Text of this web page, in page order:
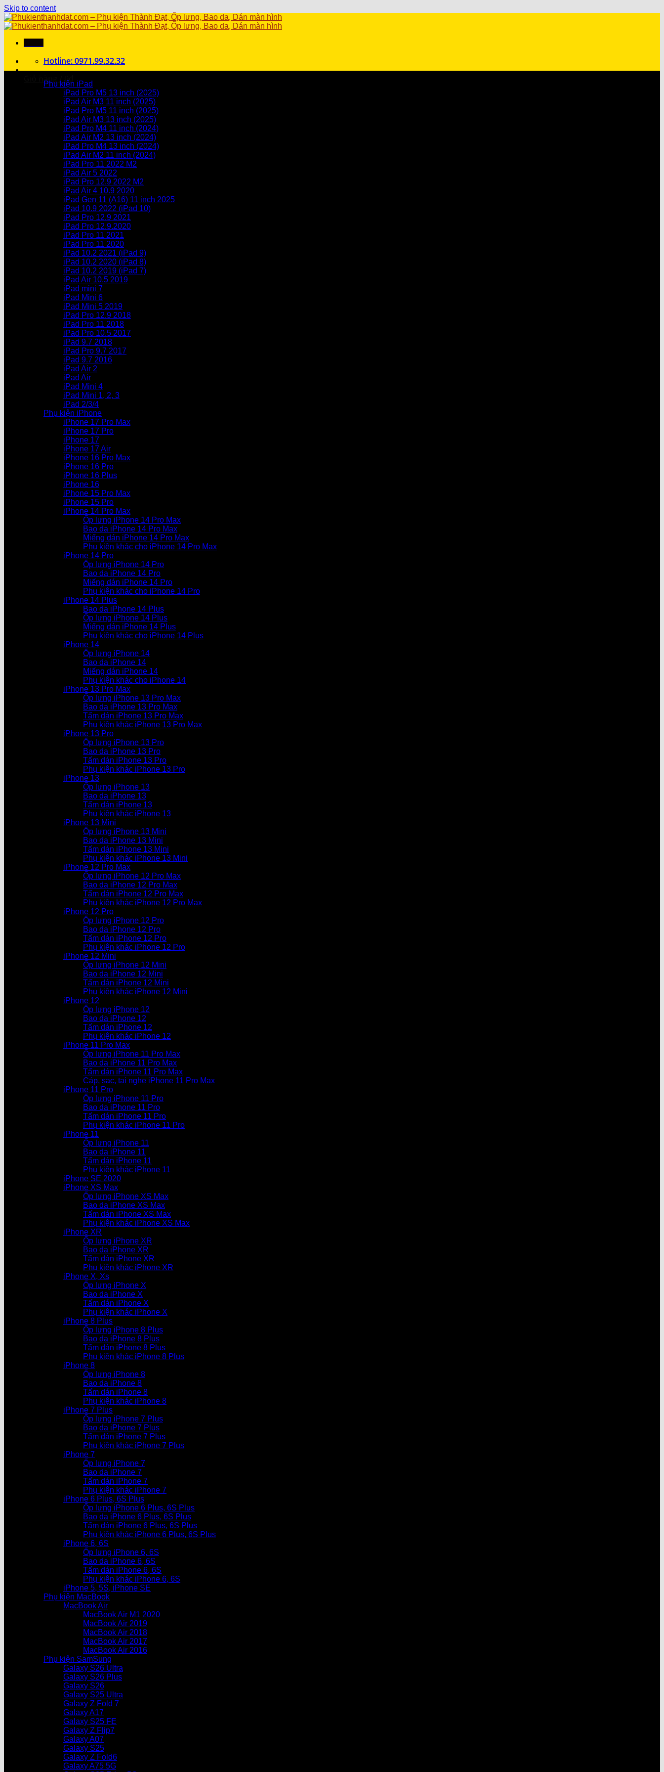
Skip to content
Hotline: 0971.99.32.32
Giỏ hàng / 0₫
Chưa có sản phẩm trong giỏ hàng.
Chưa có sản phẩm trong giỏ hàng.
Phụ kiện iPad
iPad Pro M5 13 inch (2025)
iPad Air M3 11 inch (2025)
iPad Pro M5 11 inch (2025)
iPad Air M3 13 inch (2025)
iPad Pro M4 11 inch (2024)
iPad Air M2 13 inch (2024)
iPad Pro M4 13 inch (2024)
iPad Air M2 11 inch (2024)
iPad Pro 11 2022 M2
iPad Air 5 2022
iPad Pro 12.9 2022 M2
iPad Air 4 10.9 2020
iPad Gen 11 (A16) 11 inch 2025
iPad 10.9 2022 (iPad 10)
iPad Pro 12.9 2021
iPad Pro 12.9.2020
iPad Pro 11 2021
iPad Pro 11 2020
iPad 10.2 2021 (iPad 9)
iPad 10.2 2020 (iPad 8)
iPad 10.2 2019 (iPad 7)
iPad Air 10.5 2019
iPad mini 7
iPad Mini 6
iPad Mini 5 2019
iPad Pro 12.9 2018
iPad Pro 11 2018
iPad Pro 10.5 2017
iPad 9.7 2018
iPad Pro 9.7 2017
iPad 9.7 2016
iPad Air 2
iPad Air
iPad Mini 4
iPad Mini 1, 2, 3
iPad 2/3/4
Phụ kiện iPhone
iPhone 17 Pro Max
iPhone 17 Pro
iPhone 17
iPhone 17 Air
iPhone 16 Pro Max
iPhone 16 Pro
iPhone 16 Plus
iPhone 16
iPhone 15 Pro Max
iPhone 15 Pro
iPhone 14 Pro Max
Ốp lưng iPhone 14 Pro Max
Bao da iPhone 14 Pro Max
Miếng dán iPhone 14 Pro Max
Phụ kiện khác cho iPhone 14 Pro Max
iPhone 14 Pro
Ốp lưng iPhone 14 Pro
Bao da iPhone 14 Pro
Miếng dán iPhone 14 Pro
Phụ kiện khác cho iPhone 14 Pro
iPhone 14 Plus
Bao da iPhone 14 Plus
Ốp lưng iPhone 14 Plus
Miếng dán iPhone 14 Plus
Phụ kiện khác cho iPhone 14 Plus
iPhone 14
Ốp lưng iPhone 14
Bao da iPhone 14
Miếng dán iPhone 14
Phụ kiện khác cho iPhone 14
iPhone 13 Pro Max
Ốp lưng iPhone 13 Pro Max
Bao da iPhone 13 Pro Max
Tấm dán iPhone 13 Pro Max
Phụ kiện khác iPhone 13 Pro Max
iPhone 13 Pro
Ốp lưng iPhone 13 Pro
Bao da iPhone 13 Pro
Tấm dán iPhone 13 Pro
Phụ kiện khác iPhone 13 Pro
iPhone 13
Ốp lưng iPhone 13
Bao da iPhone 13
Tấm dán iPhone 13
Phụ kiện khác iPhone 13
iPhone 13 Mini
Ốp lưng iPhone 13 Mini
Bao da iPhone 13 Mini
Tấm dán iPhone 13 Mini
Phụ kiện khác iPhone 13 Mini
iPhone 12 Pro Max
Ốp lưng iPhone 12 Pro Max
Bao da iPhone 12 Pro Max
Tấm dán iPhone 12 Pro Max
Phụ kiện khác iPhone 12 Pro Max
iPhone 12 Pro
Ốp lưng iPhone 12 Pro
Bao da iPhone 12 Pro
Tấm dán iPhone 12 Pro
Phụ kiện khác iPhone 12 Pro
iPhone 12 Mini
Ốp lưng iPhone 12 Mini
Bao da iPhone 12 Mini
Tấm dán iPhone 12 Mini
Phụ kiện khác iPhone 12 Mini
iPhone 12
Ốp lưng iPhone 12
Bao da iPhone 12
Tấm dán iPhone 12
Phụ kiện khác iPhone 12
iPhone 11 Pro Max
Ốp lưng iPhone 11 Pro Max
Bao da iPhone 11 Pro Max
Tấm dán iPhone 11 Pro Max
Cáp, sạc, tai nghe iPhone 11 Pro Max
iPhone 11 Pro
Ốp lưng iPhone 11 Pro
Bao da iPhone 11 Pro
Tấm dán iPhone 11 Pro
Phụ kiện khác iPhone 11 Pro
iPhone 11
Ốp lưng iPhone 11
Bao da iPhone 11
Tấm dán iPhone 11
Phụ kiện khác iPhone 11
iPhone SE 2020
iPhone XS Max
Ốp lưng iPhone XS Max
Bao da iPhone XS Max
Tấm dán iPhone XS Max
Phụ kiện khác iPhone XS Max
iPhone XR
Ốp lưng iPhone XR
Bao da iPhone XR
Tấm dán iPhone XR
Phụ kiện khác iPhone XR
iPhone X, Xs
Ốp lưng iPhone X
Bao da iPhone X
Tấm dán iPhone X
Phụ kiện khác iPhone X
iPhone 8 Plus
Ốp lưng iPhone 8 Plus
Bao da iPhone 8 Plus
Tấm dán iPhone 8 Plus
Phụ kiện khác iPhone 8 Plus
iPhone 8
Ốp lưng iPhone 8
Bao da iPhone 8
Tấm dán iPhone 8
Phụ kiện khác iPhone 8
iPhone 7 Plus
Ốp lưng iPhone 7 Plus
Bao da iPhone 7 Plus
Tấm dán iPhone 7 Plus
Phụ kiện khác iPhone 7 Plus
iPhone 7
Ốp lưng iPhone 7
Bao da iPhone 7
Tấm dán iPhone 7
Phụ kiện khác iPhone 7
iPhone 6 Plus, 6S Plus
Ốp lưng iPhone 6 Plus, 6S Plus
Bao da iPhone 6 Plus, 6S Plus
Tấm dán iPhone 6 Plus, 6S Plus
Phụ kiện khác iPhone 6 Plus, 6S Plus
iPhone 6, 6S
Ốp lưng iPhone 6, 6S
Bao da iPhone 6, 6S
Tấm dán iPhone 6, 6S
Phụ kiện khác iPhone 6, 6S
iPhone 5, 5S, iPhone SE
Phụ kiện MacBook
MacBook Air
MacBook Air M1 2020
MacBook Air 2019
MacBook Air 2018
MacBook Air 2017
MacBook Air 2016
Phụ kiện SamSung
Galaxy S26 Ultra
Galaxy S26 Plus
Galaxy S26
Galaxy S25 Ultra
Galaxy Z Fold 7
Galaxy A17
Galaxy S25 FE
Galaxy Z Flip7
Galaxy A07
Galaxy S25
Galaxy Z Fold6
Galaxy A75 5G